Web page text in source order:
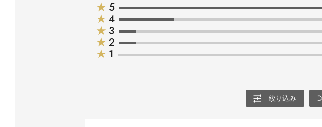
★ 5
★ 4
★ 3
★ 2
★ 1
絞り込み